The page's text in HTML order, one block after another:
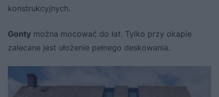
konstrukcyjnych.
Gonty można mocować do łat. Tylko przy okapie
zalecane jest ułożenie pełnego deskowania.